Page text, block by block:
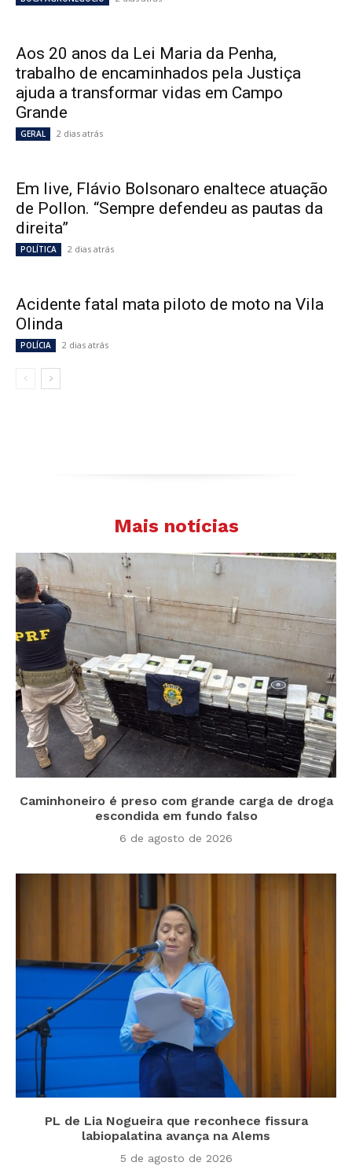
Aos 20 anos da Lei Maria da Penha,
trabalho de encaminhados pela Justiça
ajuda a transformar vidas em Campo
Grande
GERAL 2 dias atrás
Em live, Flávio Bolsonaro enaltece atuação
de Pollon. “Sempre defendeu as pautas da
direita”
POLÍTICA 2 dias atrás
Acidente fatal mata piloto de moto na Vila
Olinda
POLÍCIA 2 dias atrás
Mais notícias
Caminhoneiro é preso com grande carga de droga
escondida em fundo falso
6 de agosto de 2026
PL de Lia Nogueira que reconhece fissura
labiopalatina avança na Alems
5 de agosto de 2026